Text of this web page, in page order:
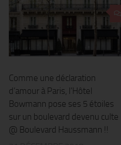
Comme une déclaration
d’amour à Paris, l’Hôtel
Bowmann pose ses 5 étoiles
sur un boulevard devenu culte
@ Boulevard Haussmann !!